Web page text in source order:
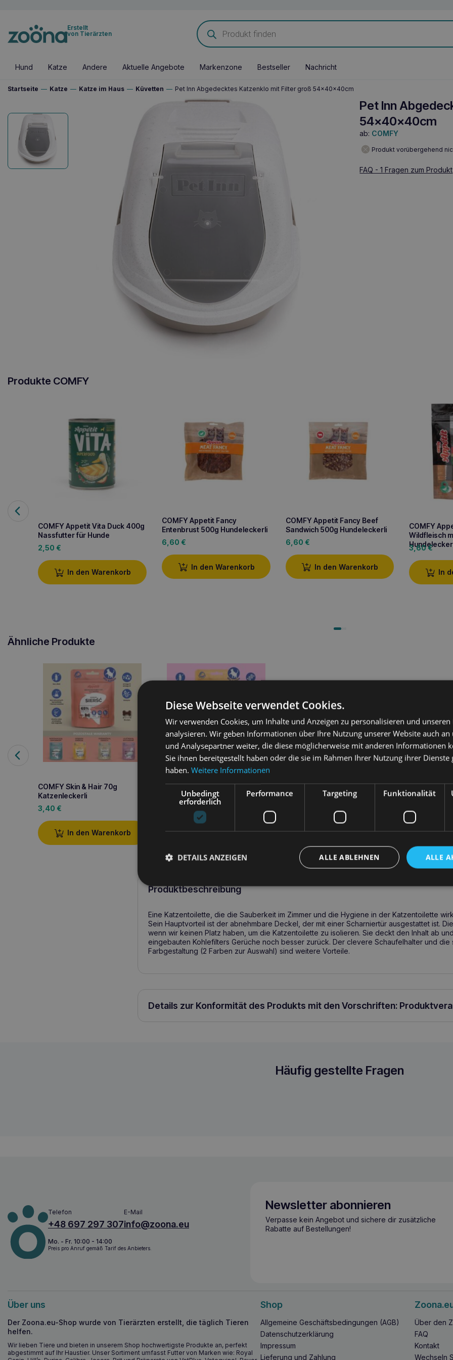
Erstellt
von Tierärzten
Products
search
Hund Katze Andere Aktuelle Angebote Markenzone Bestseller Nachricht
Startseite — Katze — Katze im Haus — Küvetten — Pet Inn Abgedecktes Katzenklo mit Filter groß 54x40x40cm
Pet Inn
54x40x40cm
ab: COMFY
Produkt vorübergehend
FAQ - 1 Fragen zum Produkt
Produkte COMFY
COMFY Appetit Vita Duck 400g
Nassfutter für Hunde
2,50 €
In den Warenkorb
COMFY Appetit Fancy
Entenbrust 500g Hundeleckerli
6,60 €
In den Warenkorb
COMFY Appetit Fancy Beef
Sandwich 500g Hundeleckerli
6,60 €
In den Warenkorb
COMFY
Wildfleisch
3,60€
In
Ähnliche Produkte
COMFY Skin & Hair 70g
Katzenleckerli
3,40 €
In den Warenkorb
COMFY Energy 70g
Katzenleckerli
In den Warenkorb
Comfy Dental Bone Blaubeere
8,5 cm Spielzeug
Weiterlesen
Prostapet
In
Produktbeschreibung
Eine Katzentoilette, die die Sauberkeit im Zimmer und die Hygiene in der Katzentoilette
Sein Hauptvorteil ist der abnehmbare Deckel, der mit einer Scharniertür ausgestattet ist.
wenn wir keinen Platz haben, um die Katzentoilette zu isolieren. Sie deckt den Inhalt ab
eingebauten Kohlefilters Gerüche noch besser zurück. Der clevere Schaufelhalter und die
Farbgestaltung (2 Farben zur Auswahl) sind weitere Vorteile.
Details zur Konformität des Produkts mit den Vorschriften:
Pet Inn Abgedecktes Katzenklo mit Filter groß 54x40x40cmHäufig gestellte Fragen
Telefon
+48 697 297 307
E-Mail
info@zoona.eu
Mo. - Fr. 10:00 - 14:00
Preis pro Anruf gemäß Tarif des Anbieters.
Newsletter abonnieren
Verpasse kein Angebot und sichere dir zusätzliche
Rabatte auf Bestellungen!
Über uns
Der Zoona.eu-Shop wurde von Tierärzten erstellt, die täglich Tieren
helfen.
Wir lieben Tiere und bieten in unserem Shop hochwertigste Produkte an, perfekt
abgestimmt auf Ihr Haustier. Unser Sortiment umfasst Futter von Marken wie: Royal
Shop
Allgemeine Geschäftsbedingungen (AGB)
Datenschutzerklärung
Impressum
Lieferung und Zahlung
Über den
FAQ
Kontakt
Wechseln
Diese Webseite verwendet Cookies.
Wir verwenden Cookies, um Inhalte und Anzeigen zu personalisieren und
analysieren. Wir geben Informationen über Ihre Nutzung unserer Website auch an
und Analysepartner weiter, die diese möglicherweise mit anderen Informationen
Sie ihnen bereitgestellt haben oder die sie im Rahmen Ihrer Nutzung ihrer Dienste
haben. Weitere Informationen
Unbedingt
erforderlich
Performance Targeting Funktionalität
ALLE
ALLE ABLEHNEN
DETAILS ANZEIGEN